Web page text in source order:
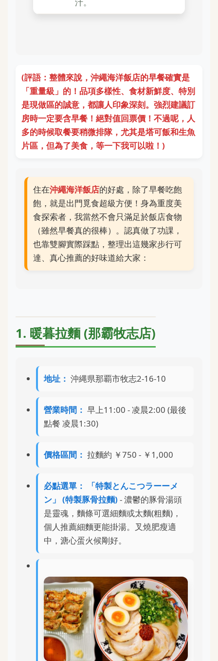
汁。
(評語：整體來說， 沖繩海洋飯店的早餐確實是
「重量級」的！品項多樣性、食材新鮮度、特別
是現做區的誠意，都讓人印象深刻。強烈建議訂
房時一定要含早餐！絕對值回票價！不過呢，人
多的時候取餐要稍微排隊，尤其是塔可飯和生魚
片區，但為了美食，等一下我可以啦！)
住在沖繩海洋飯店的好處，除了早餐吃飽
飽，就是出門覓食超級方便！身為重度美
食探索者，我當然不會只滿足於飯店食物
（雖然早餐真的很棒）。認真做了功課，
也靠雙腳實際踩點，整理出這幾家步行可
達、真心推薦的好味道給大家：
1. 暖暮拉麵 (那霸牧志店)
地址： 沖縄県那覇市牧志2-16-10
營業時間： 早上11:00 - 凌晨2:00 (最後
點餐 凌晨1:30)
價格區間： 拉麵約 ￥750 - ￥1,000
必點選單：
「特製とんこつラーーメ
ン」 (特製豚骨拉麵) - 濃鬱的豚骨湯頭
是靈魂，麵條可選細麵或太麵(粗麵)，
個人推薦細麵更能掛湯。叉燒肥瘦適
中，溏心蛋火候剛好。